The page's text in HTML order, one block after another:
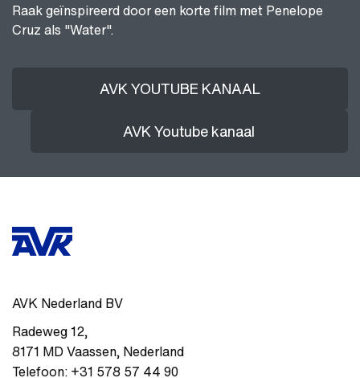
Raak geïnspireerd door een korte film met Penelope
Cruz als "Water".
AVK YOUTUBE KANAAL
AVK Youtube kanaal
AVK Nederland BV
Radeweg 12,
8171 MD Vaassen, Nederland
Telefoon: +31 578 57 44 90